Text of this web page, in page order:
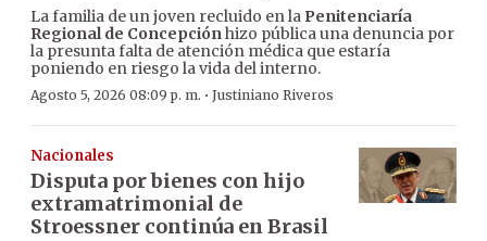
La familia de un joven recluido en la Penitenciaría
Regional de Concepciónhizo pública una denuncia por
la presunta falta de atención médica que estaría
poniendo en riesgo la vida del interno.
Agosto 5, 2026 08:09 p. m. · Justiniano Riveros
Nacionales
Disputa por bienes con hijo
extramatrimonial de
Stroessner continúa en Brasil